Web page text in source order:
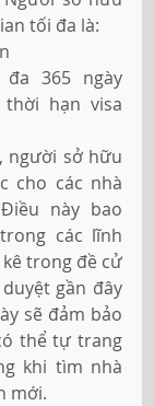
tối đa là:
365 ngày
hạn visa
người sở hữu
cho các nhà
này bao
các lĩnh
trong đề cử
gần đây
sẽ đảm bảo
thể tự trang
khi tìm nhà
mới.